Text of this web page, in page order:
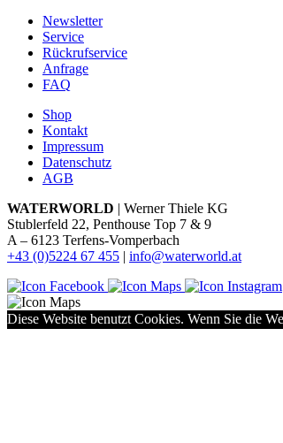
Newsletter
Service
Rückrufservice
Anfrage
FAQ
Shop
Kontakt
Impressum
Datenschutz
AGB
WATERWORLD | Werner Thiele KG
Stublerfeld 22, Penthouse Top 7 & 9
A – 6123 Terfens-Vomperbach
+43 (0)5224 67 455 | info@waterworld.at
Diese Website benutzt Cookies. Wenn Sie die